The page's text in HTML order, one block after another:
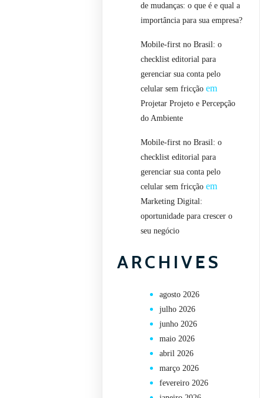
de mudanças: o que é e qual a
importância para sua empresa?
Mobile-first no Brasil: o
checklist editorial para
gerenciar sua conta pelo
celular sem fricção em
Projetar Projeto e Percepção
do Ambiente
Mobile-first no Brasil: o
checklist editorial para
gerenciar sua conta pelo
celular sem fricção em
Marketing Digital:
oportunidade para crescer o
seu negócio
ARCHIVES
agosto 2026
julho 2026
junho 2026
maio 2026
abril 2026
março 2026
fevereiro 2026